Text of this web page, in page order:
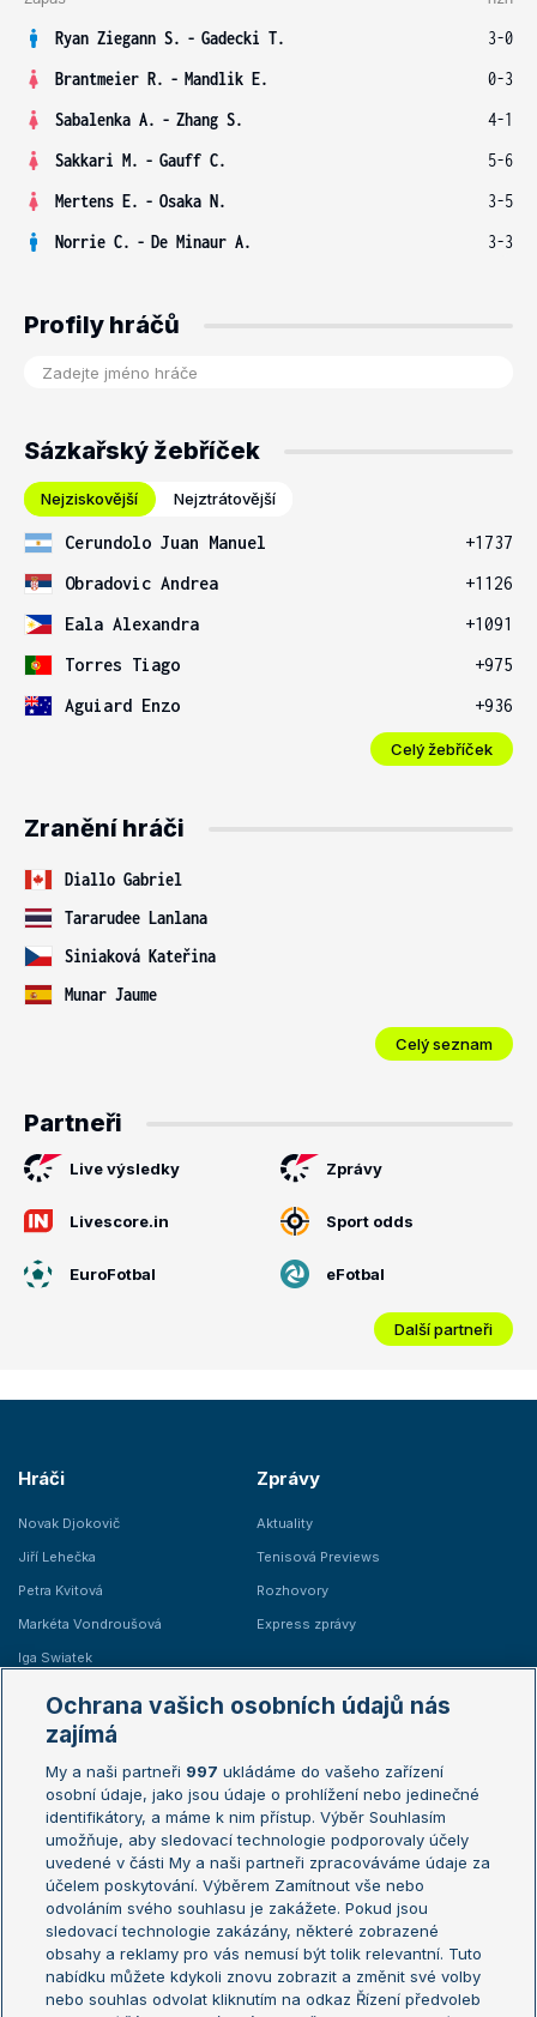
Ryan Ziegann S. - Gadecki T.
3-0
Brantmeier R. - Mandlik E.
0-3
Sabalenka A. - Zhang S.
4-1
Sakkari M. - Gauff C.
5-6
Mertens E. - Osaka N.
3-5
Norrie C. - De Minaur A. 3-3
Profily hráčů
Sázkařský žebříček
Nejziskovější Nejztrátovější
Cerundolo Juan Manuel
+1737
Obradovic Andrea
+1126
Eala Alexandra
+1091
Torres Tiago
+975
Aguiard Enzo
+936
Celý žebříček
Zranění hráči
Diallo Gabriel
Tararudee Lanlana
Siniaková Kateřina
Munar Jaume
Celý seznam
Partneři
Live výsledky Zprávy
Livescore.in Sport odds
EuroFotbal eFotbal
Další partneři
Hráči
Novak Djokovič
Jiří Lehečka
Petra Kvitová
Markéta Vondroušová
Iga Swiatek
Zprávy
Aktuality
Tenisová Previews
Rozhovory
Express zprávy
Žebříčky
Žebříček ATP (muži)
Žebříček WTA (ženy)
Sázkařský žebříček
Australian Open
French Open
Wimbledon
US Open
Turnaj mistrů
Turnaj mistryň
Aktualní trendy
Ochrana vašich osobních údajů nás
zajímá
My a naši partneři 997 ukládáme do vašeho zařízení
osobní údaje, jako jsou údaje o prohlížení nebo jedinečné
identifikátory, a máme k nim přístup. Výběr Souhlasím
umožňuje, aby sledovací technologie podporovaly účely
uvedené v části My a naši partneři zpracováváme údaje za
účelem poskytování. Výběrem Zamítnout vše nebo
odvoláním svého souhlasu je zakážete. Pokud jsou
sledovací technologie zakázány, některé zobrazené
obsahy a reklamy pro vás nemusí být tolik relevantní. Tuto
nabídku můžete kdykoli znovu zobrazit a změnit své volby
nebo souhlas odvolat kliknutím na odkaz Řízení předvoleb